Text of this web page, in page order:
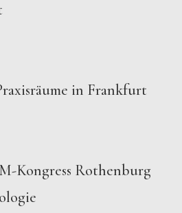
in Frankfurt
Kongress Rothenburg